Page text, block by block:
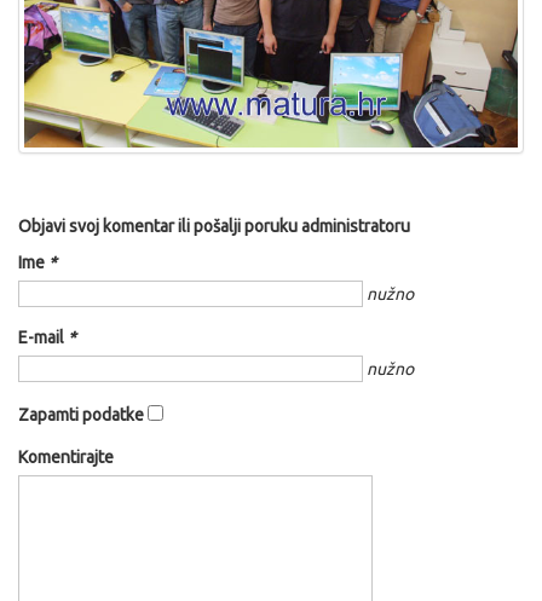
Objavi svoj komentar ili pošalji poruku administratoru
Ime *
nužno
E-mail *
nužno
Zapamti podatke
Komentirajte